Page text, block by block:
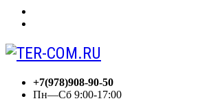
+7(978)908-90-50
Пн—Сб 9:00-17:00